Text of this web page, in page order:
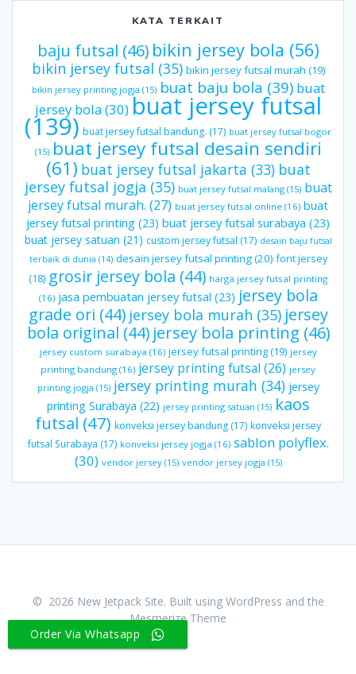
KATA TERKAIT
baju futsal (46) bikin jersey bola (56)
bikin jersey futsal (35) bikin jersey futsal murah (19)
bikin jersey printing jogja (15) buat baju bola (39) buat
jersey bola(30)buat jersey futsal
(139) buat jersey futsal bandung. (17) buat jersey futsal bogor
(15) buat jersey futsal desain sendiri
(61) buat jersey futsal jakarta (33) buat
jersey futsal jogja (35) buat jersey futsal malang(15) buat
jersey futsal murah. (27) buat jersey futsal online(16) buat
jersey futsal printing (23) buat jersey futsal surabaya (23)
buat jersey satuan (21) custom jersey futsal (17) desain baju futsal
terbaik di dunia (14) desain jersey futsal printing(20) font jersey
(18) grosir jersey bola (44) harga jersey futsal printing
(16) jasa pembuatan jersey futsal (23) jersey bola
grade ori (44) jersey bola murah (35) jersey
bola original (44) jersey bola printing (46)
jersey custom surabaya (16) jersey futsal printing(19) jersey
printing bandung (16) jersey printing futsal (26) jersey
printing jogja (15) jersey printing murah (34) jersey
printing Surabaya (22) jersey printing satuan (15) kaos
futsal (47) konveksi jersey bandung (17) konveksi jersey
futsal Surabaya (17) konveksi jersey jogja (16) sablon polyflex.
(30) vendor jersey(15) vendor jersey jogja (15)
© 2026 New Jetpack Site. Built using WordPress and the
Mesmerize Theme
Order Via Whatsapp